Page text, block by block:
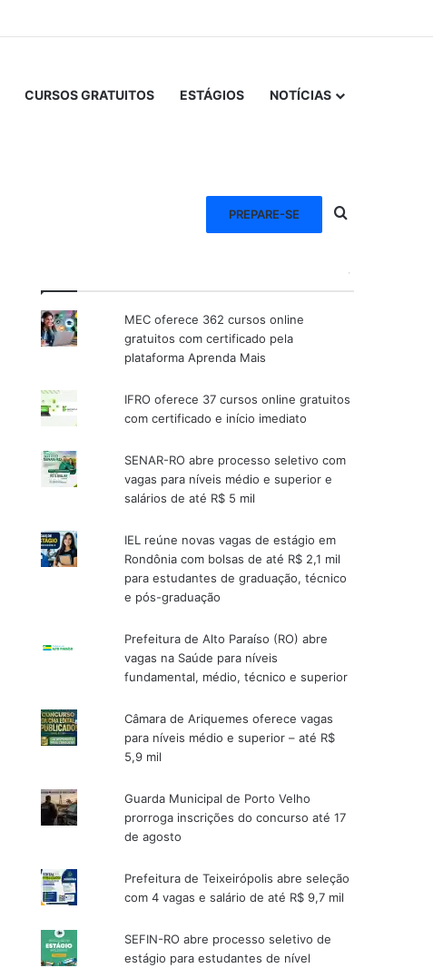
CURSOS GRATUITOS ESTÁGIOS NOTÍCIAS
PREPARE-SE Procurar por
MEC oferece 362 cursos online
gratuitos com certificado pela
plataforma Aprenda Mais
IFRO oferece 37 cursos online gratuitos
com certificado e início imediato
SENAR-RO abre processo seletivo com
vagas para níveis médio e superior e
salários de até R$ 5 mil
IEL reúne novas vagas de estágio em
Rondônia com bolsas de até R$ 2,1 mil
para estudantes de graduação, técnico
e pós-graduação
Prefeitura de Alto Paraíso (RO) abre
vagas na Saúde para níveis
fundamental, médio, técnico e superior
Câmara de Ariquemes oferece vagas
para níveis médio e superior – até R$
5,9 mil
Guarda Municipal de Porto Velho
prorroga inscrições do concurso até 17
de agosto
Prefeitura de Teixeirópolis abre seleção
com 4 vagas e salário de até R$ 9,7 mil
SEFIN-RO abre processo seletivo de
estágio para estudantes de nível